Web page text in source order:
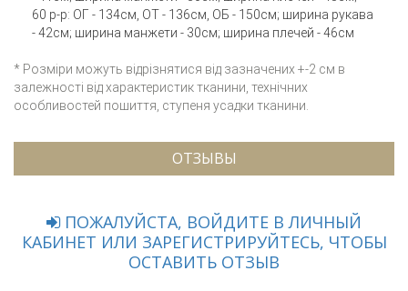
60 р-р: ОГ - 134см, ОТ - 136см, ОБ - 150см; ширина рукава
- 42см; ширина манжети - 30см; ширина плечей - 46см
* Розміри можуть відрізнятися від зазначених +-2 см в
залежності від характеристик тканини, технічних
особливостей пошиття, ступеня усадки тканини.
ОТЗЫВЫ
ПОЖАЛУЙСТА, ВОЙДИТЕ В ЛИЧНЫЙ
КАБИНЕТ ИЛИ ЗАРЕГИСТРИРУЙТЕСЬ, ЧТОБЫ
ОСТАВИТЬ ОТЗЫВ